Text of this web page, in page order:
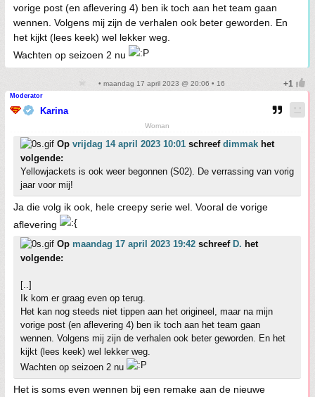
vorige post (en aflevering 4) ben ik toch aan het team gaan
wennen. Volgens mij zijn de verhalen ook beter geworden. En
het kijkt (lees keek) wel lekker weg.
Wachten op seizoen 2 nu
• maandag 17 april 2023 @ 20:06 • 16
Moderator
Karina
Woman
Op vrijdag 14 april 2023 10:01 schreef dimmak het
volgende:
Yellowjackets is ook weer begonnen (S02). De verrassing van vorig
jaar voor mij!
Ja die volg ik ook, hele creepy serie wel. Vooral de vorige
aflevering
Op maandag 17 april 2023 19:42 schreef D. het
volgende:
[..]
Ik kom er graag even op terug.
Het kan nog steeds niet tippen aan het origineel, maar na mijn
vorige post (en aflevering 4) ben ik toch aan het team gaan
wennen. Volgens mij zijn de verhalen ook beter geworden. En het
kijkt (lees keek) wel lekker weg.
Wachten op seizoen 2 nu
Het is soms even wennen bij een remake aan de nieuwe